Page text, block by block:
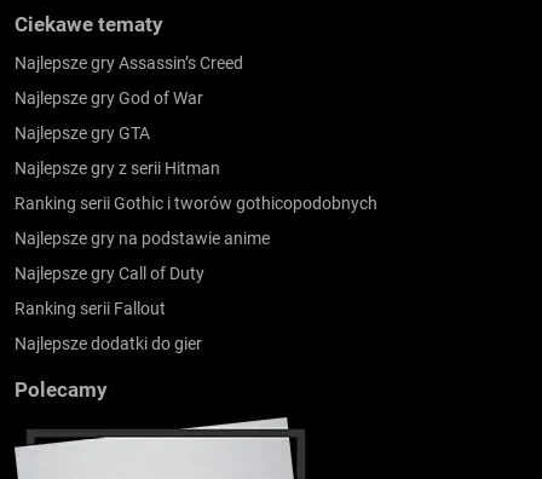
Ciekawe tematy
Najlepsze gry Assassin’s Creed
Najlepsze gry God of War
Najlepsze gry GTA
Najlepsze gry z serii Hitman
Ranking serii Gothic i tworów gothicopodobnych
Najlepsze gry na podstawie anime
Najlepsze gry Call of Duty
Ranking serii Fallout
Najlepsze dodatki do gier
Polecamy